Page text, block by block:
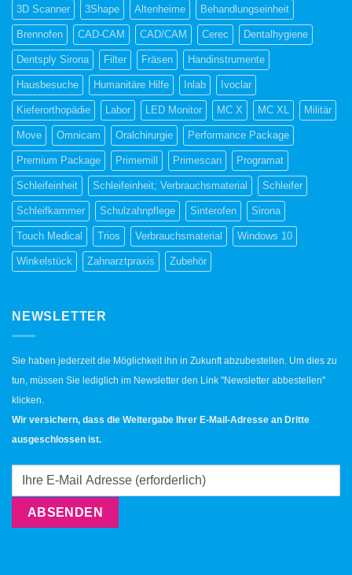
3D Scanner 3Shape Altenheime Behandlungseinheit
Brennofen CAD-CAM CAD/CAM Cerec Dentalhygiene
Dentsply Sirona Filter Fräsen Handinstrumente
Hausbesuche Humanitäre Hilfe Inlab Ivoclar
Kieferorthopädie Labor LED Monitor MC X MC XL Militär
Move Omnicam Oralchirurgie Performance Package
Premium Package Primemill Primescan Programat
Schleifeinheit Schleifeinheit; Verbrauchsmaterial Schleifer
Schleifkammer Schulzahnpflege Sinterofen Sirona
Touch Medical Trios Verbrauchsmaterial Windows 10
Winkelstück Zahnarztpraxis Zubehör
NEWSLETTER
Sie haben jederzeit die Möglichkeit ihn in Zukunft abzubestellen. Um dies zu
tun, müssen Sie lediglich im Newsletter den Link "Newsletter abbestellen"
klicken.
Wir versichern, dass die Weitergabe Ihrer E-Mail-Adresse an Dritte
ausgeschlossen ist.